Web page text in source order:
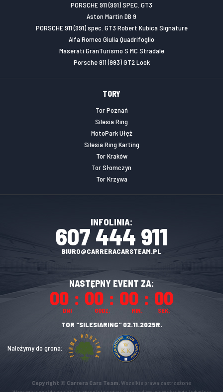
PORSCHE 911 (991) SPEC. GT3
Aston Martin DB 9
PORSCHE 911 (991) spec. GT3 Robert Kubica Signature
Alfa Romeo Giulia Quadrifoglio
Maserati GranTurismo S MC Stradale
Porsche 911 (993) GT2 Look
TORY
Tor Poznań
Silesia Ring
MotoPark Ułęż
Silesia Ring Karting
Tor Kraków
Tor Słomczyn
Tor Krzywa
INFOLINIA:
607 444 911
BIURO@CARRERACARSTEAM.PL
NASTĘPNY EVENT ZA:
00
DNI
00
GODZ.
00
MIN.
00
SEK.
TOR "SILESIARING" 02.11.2025R.
Należymy do grona:
Copyright © Carrera Cars Team. Wszelkie prawa zastrzeżone